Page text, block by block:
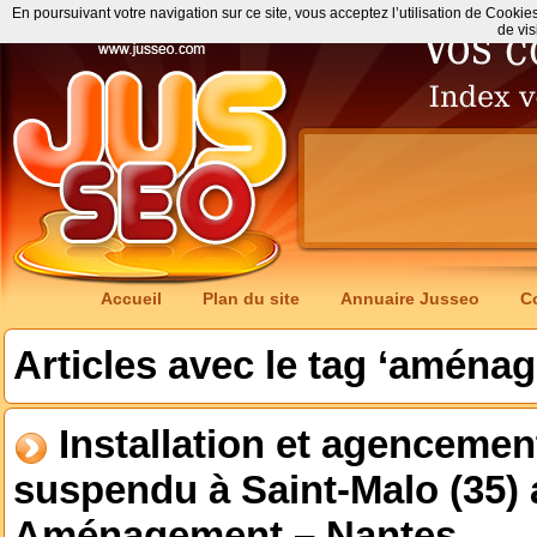
Accueil Plan du site Annuaire Jusseo
Articles avec le tag
Installation et
suspendu à Saint-Malo (35)
En poursuivant votre navigation sur ce site, vous acceptez l’utilisation de
de